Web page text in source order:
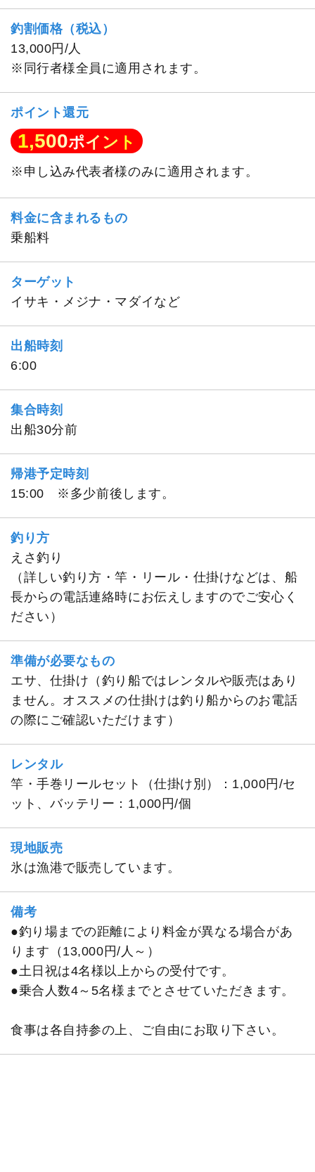
釣割価格（税込）
13,000円/人
※同行者様全員に適用されます。
ポイント還元
1,500ポイント
※申し込み代表者様のみに適用されます。
料金に含まれるもの
乗船料
ターゲット
イサキ・メジナ・マダイなど
出船時刻
6:00
集合時刻
出船30分前
帰港予定時刻
15:00 ※多少前後します。
釣り方
えさ釣り
（詳しい釣り方・竿・リール・仕掛けなどは、船
長からの電話連絡時にお伝えしますのでご安心く
ださい）
準備が必要なもの
エサ、仕掛け（釣り船ではレンタルや販売はあり
ません。オススメの仕掛けは釣り船からのお電話
の際にご確認いただけます）
レンタル
竿・手巻リールセット（仕掛け別）：1,000円/セ
ット、バッテリー：1,000円/個
現地販売
氷は漁港で販売しています。
備考
●釣り場までの距離により料金が異なる場合があ
ります（13,000円/人～）
●土日祝は4名様以上からの受付です。
●乗合人数4～5名様までとさせていただきます。
食事は各自持参の上、ご自由にお取り下さい。